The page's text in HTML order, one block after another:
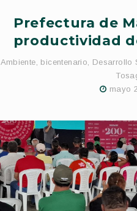
Prefectura de
productividad
Ambiente bicentenario Desarrollo
mayo